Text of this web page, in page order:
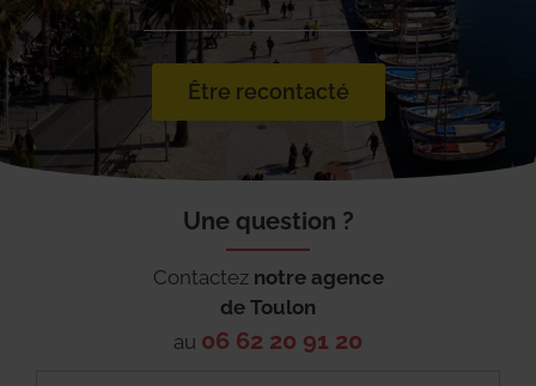
Être recontacté
Une question ?
Contactez notre agence
de Toulon
au 06 62 20 91 20